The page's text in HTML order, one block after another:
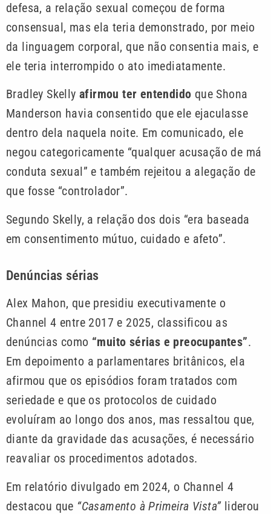
defesa, a relação sexual começou de forma
consensual, mas ela teria demonstrado, por meio
da linguagem corporal, que não consentia mais, e
ele teria interrompido o ato imediatamente.
Bradley Skelly afirmou ter entendido que Shona
Manderson havia consentido que ele ejaculasse
dentro dela naquela noite. Em comunicado, ele
negou categoricamente “qualquer acusação de má
conduta sexual” e também rejeitou a alegação de
que fosse “controlador”.
Segundo Skelly, a relação dos dois “era baseada
em consentimento mútuo, cuidado e afeto”.
Denúncias sérias
Alex Mahon, que presidiu executivamente o
Channel 4 entre 2017 e 2025, classificou as
denúncias como “muito sérias e preocupantes”.
Em depoimento a parlamentares britânicos, ela
afirmou que os episódios foram tratados com
seriedade e que os protocolos de cuidado
evoluíram ao longo dos anos, mas ressaltou que,
diante da gravidade das acusações, é necessário
reavaliar os procedimentos adotados.
Em relatório divulgado em 2024, o Channel 4
destacou que “Casamento à Primeira Vista”liderou